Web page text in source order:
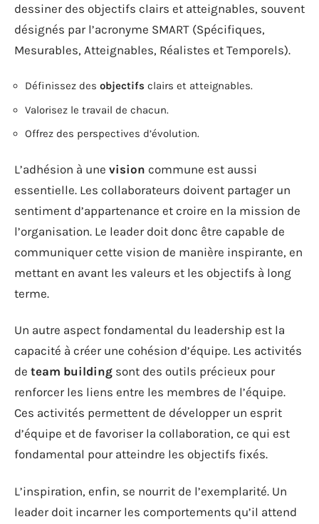
dessiner des objectifs clairs et atteignables, souvent
désignés par l’acronyme SMART (Spécifiques,
Mesurables, Atteignables, Réalistes et Temporels).
Définissez des objectifs clairs et atteignables.
Valorisez le travail de chacun.
Offrez des perspectives d’évolution.
L’adhésion à une vision commune est aussi
essentielle. Les collaborateurs doivent partager un
sentiment d’appartenance et croire en la mission de
l’organisation. Le leader doit donc être capable de
communiquer cette vision de manière inspirante, en
mettant en avant les valeurs et les objectifs à long
terme.
Un autre aspect fondamental du leadership est la
capacité à créer une cohésion d’équipe. Les activités
de team building sont des outils précieux pour
renforcer les liens entre les membres de l’équipe.
Ces activités permettent de développer un esprit
d’équipe et de favoriser la collaboration, ce qui est
fondamental pour atteindre les objectifs fixés.
L’inspiration, enfin, se nourrit de l’exemplarité. Un
leader doit incarner les comportements qu’il attend